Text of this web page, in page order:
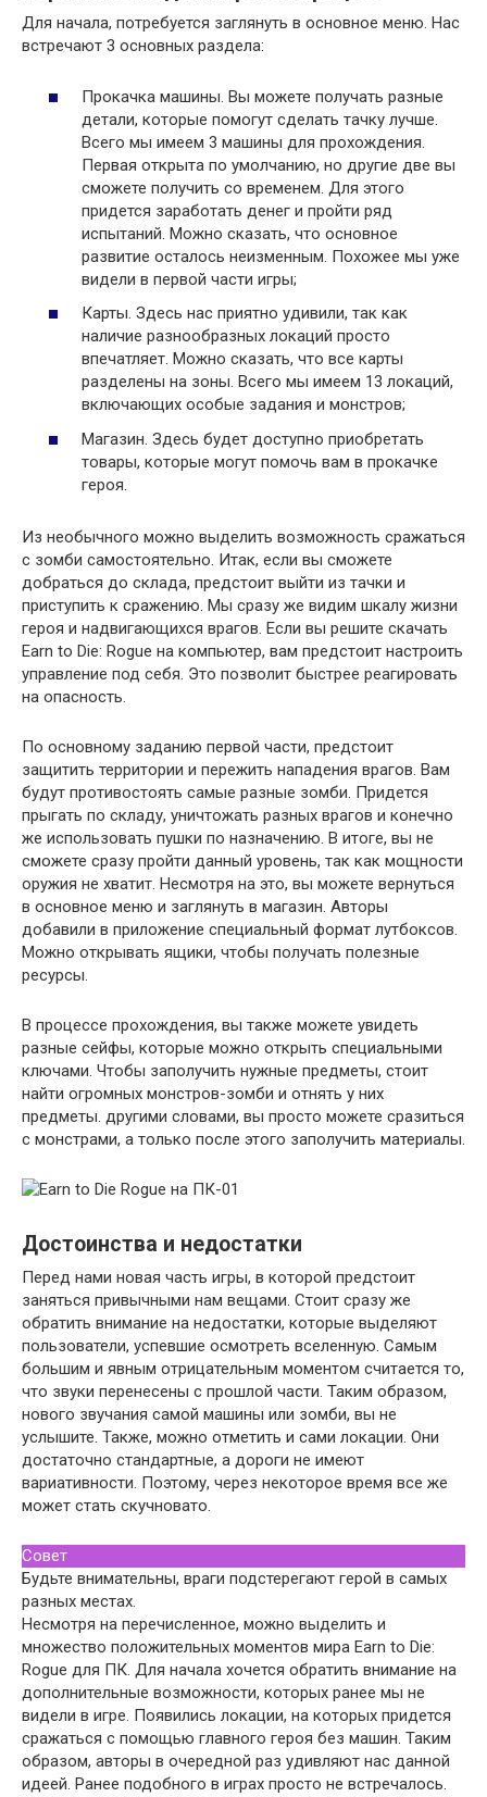
Для начала, потребуется заглянуть в основное меню. Нас
встречают 3 основных раздела:
Прокачка машины. Вы можете получать разные
детали, которые помогут сделать тачку лучше.
Всего мы имеем 3 машины для прохождения.
Первая открыта по умолчанию, но другие две вы
сможете получить со временем. Для этого
придется заработать денег и пройти ряд
испытаний. Можно сказать, что основное
развитие осталось неизменным. Похожее мы уже
видели в первой части игры;
Карты. Здесь нас приятно удивили, так как
наличие разнообразных локаций просто
впечатляет. Можно сказать, что все карты
разделены на зоны. Всего мы имеем 13 локаций,
включающих особые задания и монстров;
Магазин. Здесь будет доступно приобретать
товары, которые могут помочь вам в прокачке
героя.
Из необычного можно выделить возможность сражаться
с зомби самостоятельно. Итак, если вы сможете
добраться до склада, предстоит выйти из тачки и
приступить к сражению. Мы сразу же видим шкалу жизни
героя и надвигающихся врагов. Если вы решите скачать
Earn to Die: Rogue на компьютер, вам предстоит настроить
управление под себя. Это позволит быстрее реагировать
на опасность.
По основному заданию первой части, предстоит
защитить территории и пережить нападения врагов. Вам
будут противостоять самые разные зомби. Придется
прыгать по складу, уничтожать разных врагов и конечно
же использовать пушки по назначению. В итоге, вы не
сможете сразу пройти данный уровень, так как мощности
оружия не хватит. Несмотря на это, вы можете вернуться
в основное меню и заглянуть в магазин. Авторы
добавили в приложение специальный формат лутбоксов.
Можно открывать ящики, чтобы получать полезные
ресурсы.
В процессе прохождения, вы также можете увидеть
разные сейфы, которые можно открыть специальными
ключами. Чтобы заполучить нужные предметы, стоит
найти огромных монстров-зомби и отнять у них
предметы. другими словами, вы просто можете сразиться
с монстрами, а только после этого заполучить материалы.
Достоинства и недостатки
Перед нами новая часть игры, в которой предстоит
заняться привычными нам вещами. Стоит сразу же
обратить внимание на недостатки, которые выделяют
пользователи, успевшие осмотреть вселенную. Самым
большим и явным отрицательным моментом считается то,
что звуки перенесены с прошлой части. Таким образом,
нового звучания самой машины или зомби, вы не
услышите. Также, можно отметить и сами локации. Они
достаточно стандартные, а дороги не имеют
вариативности. Поэтому, через некоторое время все же
может стать скучновато.
Совет
Будьте внимательны, враги подстерегают герой в самых
разных местах.
Несмотря на перечисленное, можно выделить и
множество положительных моментов мира Earn to Die:
Rogue для ПК. Для начала хочется обратить внимание на
дополнительные возможности, которых ранее мы не
видели в игре. Появились локации, на которых придется
сражаться с помощью главного героя без машин. Таким
образом, авторы в очередной раз удивляют нас данной
идеей. Ранее подобного в играх просто не встречалось.